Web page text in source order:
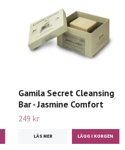
Gamila Secret Cleansing
Bar - Jasmine Comfort
249 kr
LÄS MER